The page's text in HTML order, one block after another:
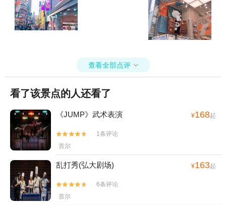
绑销售。像鞋子，包包这类的，基本上都是有折扣的，还可以买到国
内没有的款式。♥换钱 这里有很多换钱所，完完全全不用担心，汇率
相比较国内更好一点，如果不是换很多的话没什么区别啦~ ♥line frien
ds 这只超级大的布朗熊就是他家的门面，连我这个一米七几的汉子在
没有人挤人照片，里面的小东西直接抨击了老夫的少女心呀，好想通
通都买走，可惜价格有点略贵♥餐饮 有非常多的小门店，就一个摊位
的大小，可以体验一下韩剧里男女主角吃路边摊的剧情啦~鱼饼、炒年
糕、米肠、紫菜包饭……感觉每家都差不多，反正我是不出有什么差
别这个章鱼小丸子超级可爱，哈哈哈第一次吃到一整只的章鱼的章鱼
小丸子超级兴奋韩剧里经常出现的 超长的冰淇淋~根本吃不完！！还
很容易就化了（生气~）在这吃了个芝士排骨~看到这满满的芝士，芝
士控根本hold不住啊啊啊啊啊， 韩餐的话，不推荐在明洞吃，去其他
地方可以吃到美味滴还实惠~♥乱打秀 如果时间充裕的话，建议大家看
一场乱打秀~非常有意思，就算语言不通，也能看得懂，果然肢体语言
是全世界通行，他们运用厨房的锅碗瓢盆来进行舞台演绎，各种搞笑
的动作，舞台的灯光、特技、魔术，全程一个半小时绝对值回票价，
演员还是不是跟台下的观众互动，只可惜表演不让拍照，不过演出结
束后可以跟表演演员合照哦~~~
查看全部点评 
看了该景点的人还看了
《JUMP》武术表演 ¥168起


1条评论
首尔
乱打秀(弘大剧场) ¥163起


6条评论
首尔